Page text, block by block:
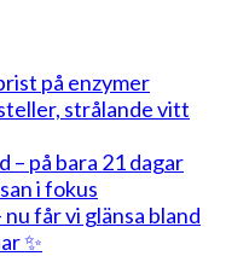
på enzymer
strålande vitt
på bara 21 dagar
i fokus
får vi glänsa bland
✨